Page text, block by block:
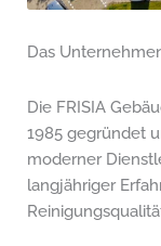
Das
Die FRISIA
1985 gegründet
moderner
langjähriger